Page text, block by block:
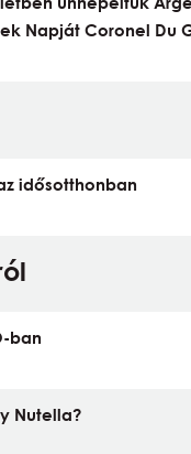
Napját Coronel Du
idősotthonban
ban
Nutella?